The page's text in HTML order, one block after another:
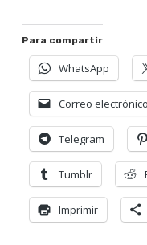
Para compartir
WhatsApp
Correo electrónico
Telegram
Tumblr
Imprimir